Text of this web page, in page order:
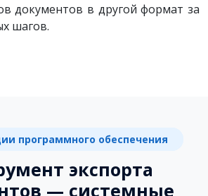
документов в другой формат за
шагов.
программного обеспечения
экспорта
— системные